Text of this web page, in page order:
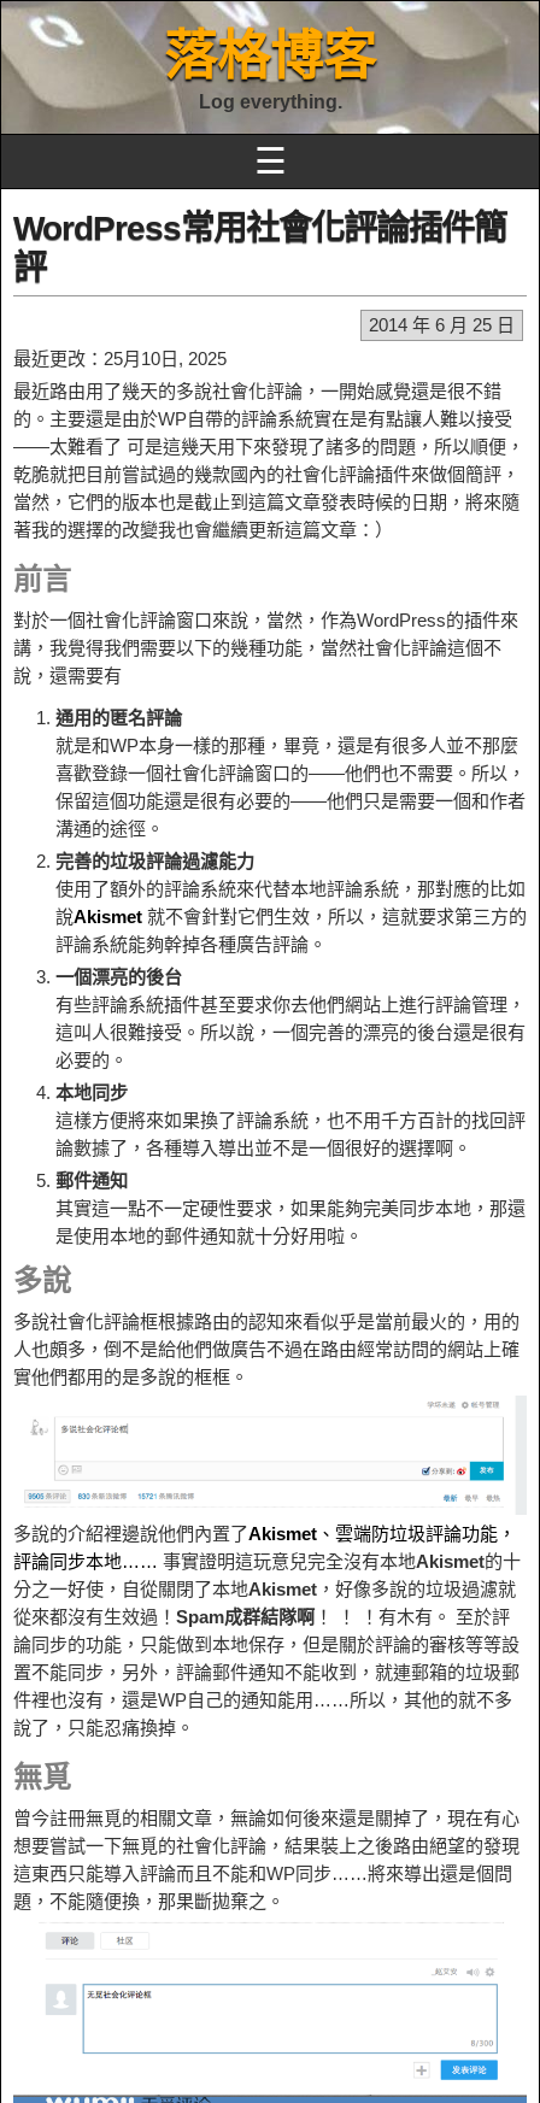
落格博客
Log everything.
☰
WordPress常用社會化評論插件簡
評
2014 年 6 月 25 日
最近更改：25月10日, 2025
最近路由用了幾天的多說社會化評論，一開始感覺還是很不錯
的。主要還是由於WP自帶的評論系統實在是有點讓人難以接受
——太難看了 可是這幾天用下來發現了諸多的問題，所以順便，
乾脆就把目前嘗試過的幾款國內的社會化評論插件來做個簡評，
當然，它們的版本也是截止到這篇文章發表時候的日期，將來隨
著我的選擇的改變我也會繼續更新這篇文章：）
前言
對於一個社會化評論窗口來說，當然，作為WordPress的插件來
講，我覺得我們需要以下的幾種功能，當然社會化評論這個不
說，還需要有
通用的匿名評論
就是和WP本身一樣的那種，畢竟，還是有很多人並不那麼
喜歡登錄一個社會化評論窗口的——他們也不需要。所以，
保留這個功能還是很有必要的——他們只是需要一個和作者
溝通的途徑。
完善的垃圾評論過濾能力
使用了額外的評論系統來代替本地評論系統，那對應的比如
說Akismet 就不會針對它們生效，所以，這就要求第三方的
評論系統能夠幹掉各種廣告評論。
一個漂亮的後台
有些評論系統插件甚至要求你去他們網站上進行評論管理，
這叫人很難接受。所以說，一個完善的漂亮的後台還是很有
必要的。
本地同步
這樣方便將來如果換了評論系統，也不用千方百計的找回評
論數據了，各種導入導出並不是一個很好的選擇啊。
郵件通知
其實這一點不一定硬性要求，如果能夠完美同步本地，那還
是使用本地的郵件通知就十分好用啦。
多說
多說社會化評論框根據路由的認知來看似乎是當前最火的，用的
人也頗多，倒不是給他們做廣告不過在路由經常訪問的網站上確
實他們都用的是多說的框框。
多說的介紹裡邊說他們內置了Akismet 、雲端防垃圾評論功能，
評論同步本地…… 事實證明這玩意兒完全沒有本地Akismet的十
分之一好使，自從關閉了本地Akismet ，好像多說的垃圾過濾就
從來都沒有生效過！ Spam成群結隊啊！ ！ ！有木有。 至於評
論同步的功能，只能做到本地保存，但是關於評論的審核等等設
置不能同步，另外，評論郵件通知不能收到，就連郵箱的垃圾郵
件裡也沒有，還是WP自己的通知能用……所以，其他的就不多
說了，只能忍痛換掉。
無覓
曾今註冊無覓的相關文章，無論如何後來還是關掉了，現在有心
想要嘗試一下無覓的社會化評論，結果裝上之後路由絕望的發現
這東西只能導入評論而且不能和WP同步……將來導出還是個問
題，不能隨便換，那果斷拋棄之。